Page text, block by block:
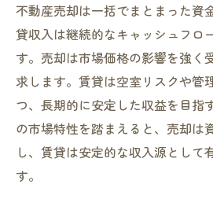
不動産売却は一括でまとまった資
貸収入は継続的なキャッシュフロ
す。売却は市場価格の影響を強く
求します。賃貸は空室リスクや管
つ、長期的に安定した収益を目指
の市場特性を踏まえると、売却は
し、賃貸は安定的な収入源として
す。